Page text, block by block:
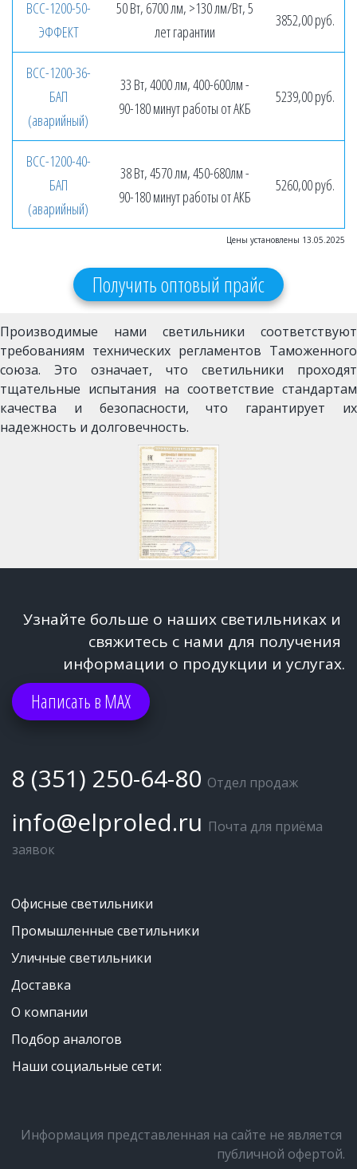
ВСС-1200-50-
ЭФФЕКТ
50 Вт, 6700 лм, >130 лм/Вт, 5
лет гарантии
3852,00 руб.
ВСС-1200-36-
БАП
(аварийный)
33 Вт, 4000 лм, 400-600лм -
90-180 минут работы от АКБ
5239,00 руб.
ВСС-1200-40-
БАП
(аварийный)
38 Вт, 4570 лм, 450-680лм -
90-180 минут работы от АКБ
5260,00 руб.
Цены установлены 13.05.2025
Получить оптовый прайс
Производимые нами светильники соответствуют
требованиям технических регламентов Таможенного
союза. Это означает, что светильники проходят
тщательные испытания на соответствие стандартам
качества и безопасности, что гарантирует их
надежность и долговечность.
Узнайте больше о наших светильниках и
свяжитесь с нами для получения
информации о продукции и услугах.
Написать в МАХ
8 (351) 250-64-80 Отдел продаж
info@elproled.ru Почта для приёма
заявок
Офисные светильники
Промышленные светильники
Уличные светильники
Доставка
О компании
Подбор аналогов
Наши социальные сети:
Информация представленная на сайте не является
публичной офертой.